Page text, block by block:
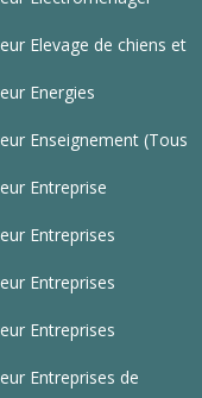
Elevage de chiens et
Energies
Enseignement (Tous
Entreprise
Entreprises
Entreprises
Entreprises
Entreprises de